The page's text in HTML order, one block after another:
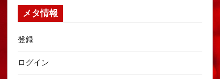
メタ情報
登録
ログイン